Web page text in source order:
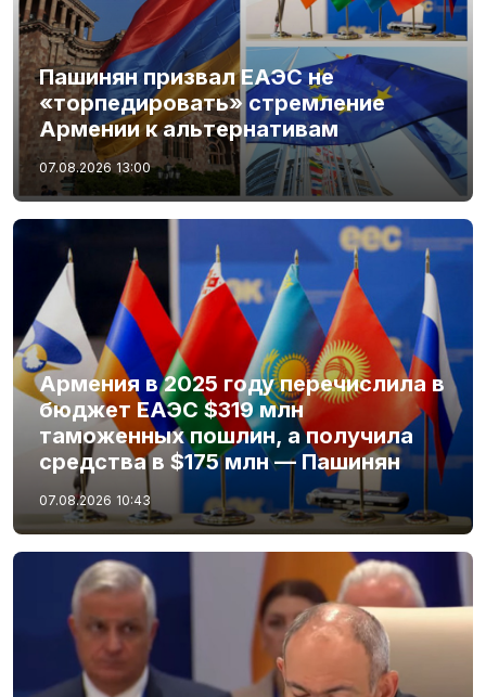
Пашинян призвал ЕАЭС не
«торпедировать» стремление
Армении к альтернативам
07.08.2026 13:00
Армения в 2025 году перечислила в
бюджет ЕАЭС $319 млн
таможенных пошлин, а получила
средства в $175 млн — Пашинян
07.08.2026 10:43